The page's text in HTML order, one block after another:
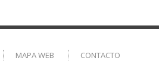
MAPA WEB CONTACTO